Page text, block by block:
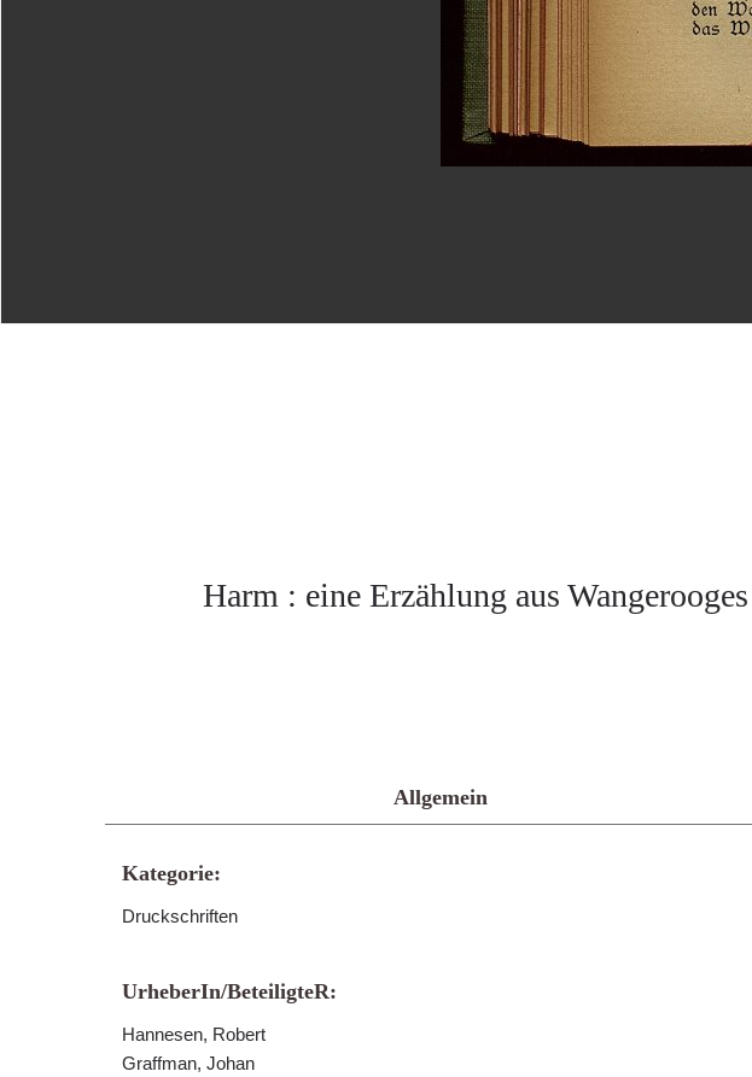
Harm : eine Erzählung aus
Allgemein
Kategorie:
Druckschriften
UrheberIn/BeteiligteR:
Hannesen, Robert
Graffman, Johan